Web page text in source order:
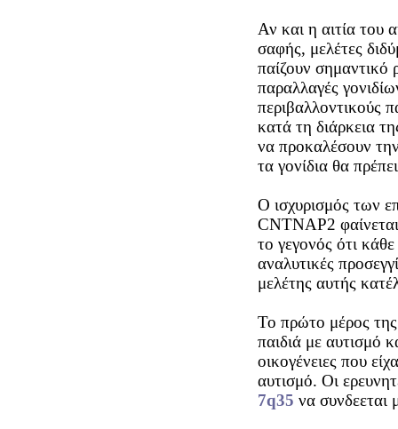
Αν και η αιτία του
σαφής, μελέτες
παίζουν σημαντικό
παραλλαγές
περιβαλλοντικούς
κατά τη διάρκεια
να προκαλέσουν
τα γονίδια θα
Ο ισχυρισμός των
CNTNAP2
το γεγονός ότι
αναλυτικές
μελέτης αυτής
Το πρώτο μέρος
παιδιά με αυτισμό
οικογένειες που
αυτισμό. Οι
7q35 να συνδεεται